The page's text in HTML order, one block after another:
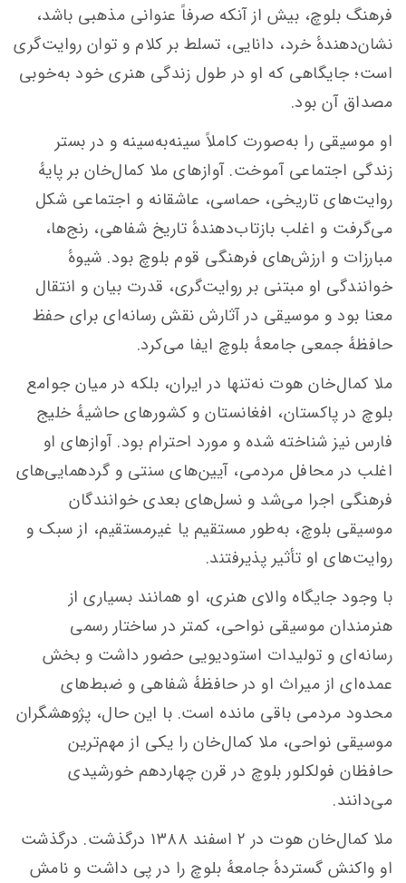
فرهنگ بلوچ، بیش از آنکه صرفاً عنوانی مذهبی باشد،
نشان‌دهندهٔ خرد، دانایی، تسلط بر کلام و توان روایت‌گری
است؛ جایگاهی که او در طول زندگی هنری خود به‌خوبی
مصداق آن بود.
او موسیقی را به‌صورت کاملاً سینه‌به‌سینه و در بستر
زندگی اجتماعی آموخت. آوازهای ملا کمال‌خان بر پایهٔ
روایت‌های تاریخی، حماسی، عاشقانه و اجتماعی شکل
می‌گرفت و اغلب بازتاب‌دهندهٔ تاریخ شفاهی، رنج‌ها،
مبارزات و ارزش‌های فرهنگی قوم بلوچ بود. شیوهٔ
خوانندگی او مبتنی بر روایت‌گری، قدرت بیان و انتقال
معنا بود و موسیقی در آثارش نقش رسانه‌ای برای حفظ
حافظهٔ جمعی جامعهٔ بلوچ ایفا می‌کرد.
ملا کمال‌خان هوت نه‌تنها در ایران، بلکه در میان جوامع
بلوچ در پاکستان، افغانستان و کشورهای حاشیهٔ خلیج
فارس نیز شناخته شده و مورد احترام بود. آوازهای او
اغلب در محافل مردمی، آیین‌های سنتی و گردهمایی‌های
فرهنگی اجرا می‌شد و نسل‌های بعدی خوانندگان
موسیقی بلوچ، به‌طور مستقیم یا غیرمستقیم، از سبک و
روایت‌های او تأثیر پذیرفتند.
با وجود جایگاه والای هنری، او همانند بسیاری از
هنرمندان موسیقی نواحی، کمتر در ساختار رسمی
رسانه‌ای و تولیدات استودیویی حضور داشت و بخش
عمده‌ای از میراث او در حافظهٔ شفاهی و ضبط‌های
محدود مردمی باقی مانده است. با این حال، پژوهشگران
موسیقی نواحی، ملا کمال‌خان را یکی از مهم‌ترین
حافظان فولکلور بلوچ در قرن چهاردهم خورشیدی
می‌دانند.
ملا کمال‌خان هوت در ۲ اسفند ۱۳۸۸ درگذشت. درگذشت
او واکنش گستردهٔ جامعهٔ بلوچ را در پی داشت و نامش